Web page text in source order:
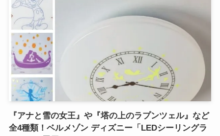
『アナと雪の女王』や『塔の上のラプンツェル』など
全4種類！ベルメゾン ディズニー「LEDシーリングラ